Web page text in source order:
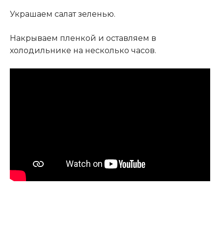
Украшаем салат зеленью.
Накрываем пленкой и оставляем в
холодильнике на несколько часов.